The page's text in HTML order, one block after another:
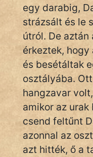
mikkamakka
vörös ördög
nagyöreg
NapHold
Név nélkül
pszichopati
szegény legény
egy darabig,
strázsált és le
útról. De aztán
érkeztek,
és besétáltak
osztályába.
hangzavar
amikor az
csend feltűnt
azonnal az
azt hitték, ő a